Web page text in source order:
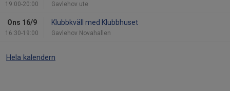
19:00-20:00 Gavlehov ute
Ons 16/9
16:30-19:00
Klubbkväll med Klubbhuset
Gavlehov Novahallen
Hela kalendern